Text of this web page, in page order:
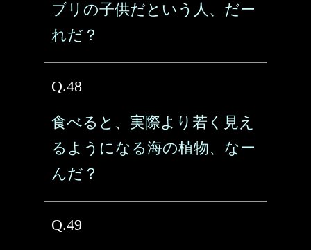
ブリの子供だという人、だー
れだ？
Q.48
食べると、実際より若く見え
るようになる海の植物、なー
んだ？
Q.49